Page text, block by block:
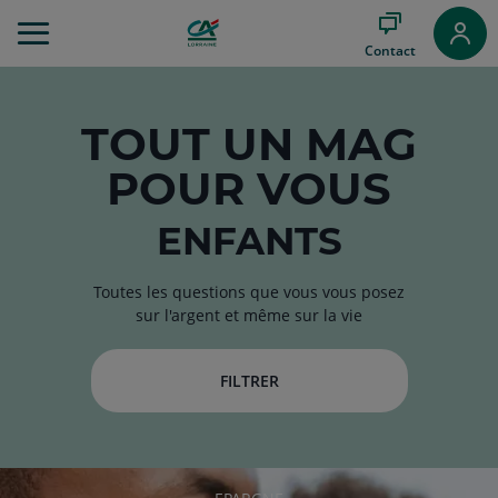
au
Contact
TOUT UN MAG
POUR VOUS
ENFANTS
Toutes les questions que vous vous posez
sur l'argent et même sur la vie
FILTRER